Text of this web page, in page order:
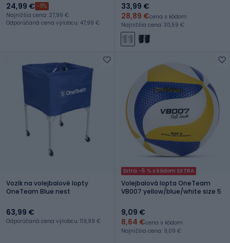
24,99 € -11%
Najnižšia cena: 27,99 €
Odporúčaná cena výrobcu: 47,99 €
33,99 €
28,89 €cena s kódom
Najnižšia cena: 30,59 €
Vozík na volejbalové lopty
OneTeam Blue nest
63,99 €
Odporúčaná cena výrobcu: 119,99 €
Extra -5 % s kódom EXTRA
Volejbalová lopta OneTeam
VB007 yellow/blue/white size 5
9,09 €
8,64 €cena s kódom
Najnižšia cena: 9,09 €